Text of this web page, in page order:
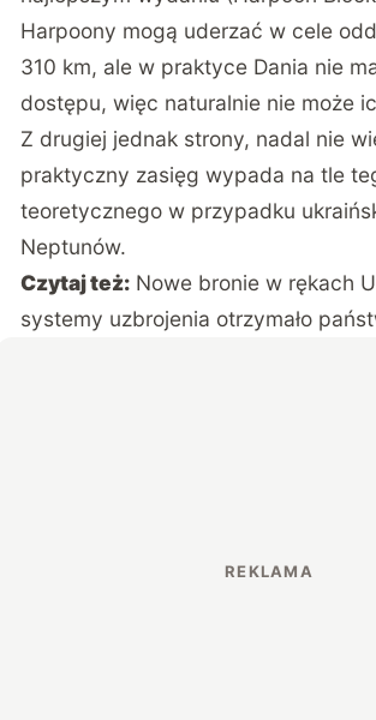
Harpoony mogą uderzać w cele
310 km, ale w praktyce Dania nie
dostępu, więc naturalnie nie może
Z drugiej jednak strony, nadal nie
praktyczny zasięg wypada na tle
teoretycznego w przypadku
Neptunów.
Czytaj też: Nowe bronie w rękach
systemy uzbrojenia otrzymało